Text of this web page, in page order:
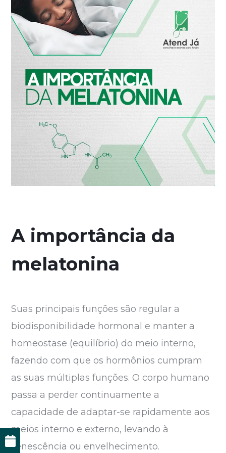
A importância da
melatonina
Suas principais funções são regular a
biodisponibilidade hormonal e manter a
homeostase (equilíbrio) do meio interno,
fazendo com que os hormônios cumpram
as suas múltiplas funções. O corpo humano
passa a perder continuamente a
capacidade de adaptar-se rapidamente aos
meios interno e externo, levando à
senescência ou envelhecimento.